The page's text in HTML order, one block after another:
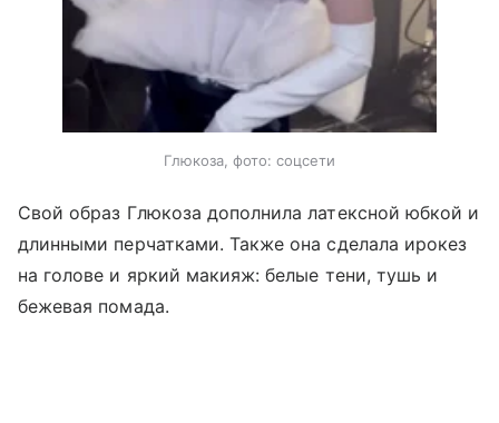
Глюкоза, фото: соцсети
Свой образ Глюкоза дополнила латексной юбкой и
длинными перчатками. Также она сделала ирокез
на голове и яркий макияж: белые тени, тушь и
бежевая помада.